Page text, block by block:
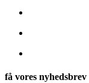
få vores nyhedsbrev